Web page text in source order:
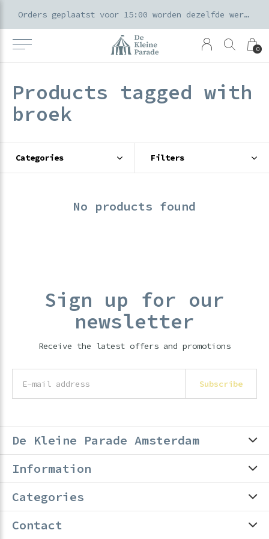
0
Orders geplaatst voor 15:00 worden dezelfde werkdag verzonden
Products tagged with
broek
Categories Filters
No products found
Sign up for our
newsletter
Receive the latest offers and promotions
Subscribe
De Kleine Parade Amsterdam
Information
Categories
Contact